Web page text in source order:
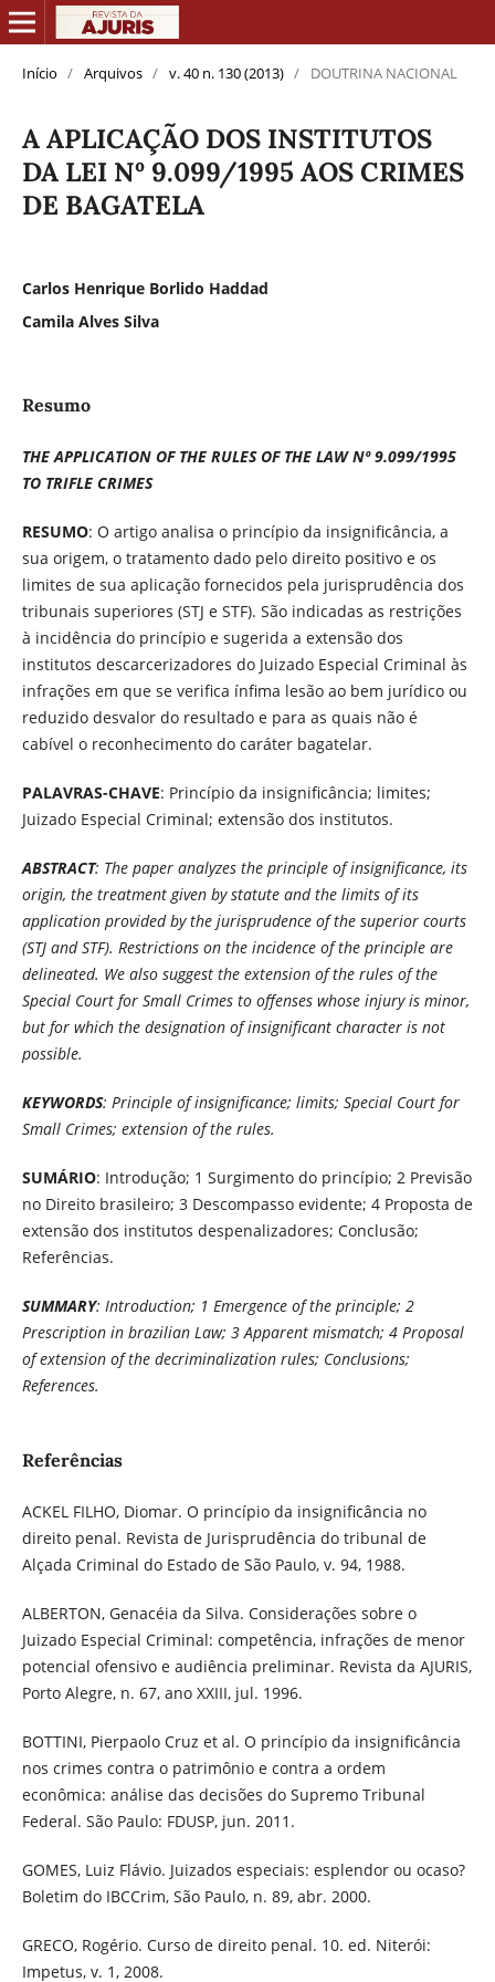
Início / Arquivos / v. 40 n. 130 (2013) / DOUTRINA NACIONAL
A APLICAÇÃO DOS INSTITUTOS
DA LEI Nº 9.099/1995 AOS CRIMES
DE BAGATELA
Carlos Henrique Borlido Haddad
Camila Alves Silva
Resumo
THE APPLICATION OF THE RULES OF THE LAW Nº 9.099/1995
TO TRIFLE CRIMES
RESUMO: O artigo analisa o princípio da insignificância, a
sua origem, o tratamento dado pelo direito positivo e os
limites de sua aplicação fornecidos pela jurisprudência dos
tribunais superiores (STJ e STF). São indicadas as restrições
à incidência do princípio e sugerida a extensão dos
institutos descarcerizadores do Juizado Especial Criminal às
infrações em que se verifica ínfima lesão ao bem jurídico ou
reduzido desvalor do resultado e para as quais não é
cabível o reconhecimento do caráter bagatelar.
PALAVRAS-CHAVE: Princípio da insignificância; limites;
Juizado Especial Criminal; extensão dos institutos.
ABSTRACT: The paper analyzes the principle of insignificance, its
origin, the treatment given by statute and the limits of its
application provided by the jurisprudence of the superior courts
(STJ and STF). Restrictions on the incidence of the principle are
delineated. We also suggest the extension of the rules of the
Special Court for Small Crimes to offenses whose injury is minor,
but for which the designation of insignificant character is not
possible.
KEYWORDS: Principle of insignificance; limits; Special Court for
Small Crimes; extension of the rules.
SUMÁRIO: Introdução; 1 Surgimento do princípio; 2 Previsão
no Direito brasileiro; 3 Descompasso evidente; 4 Proposta de
extensão dos institutos despenalizadores; Conclusão;
Referências.
SUMMARY: Introduction; 1 Emergence of the principle; 2
Prescription in brazilian Law; 3 Apparent mismatch; 4 Proposal
of extension of the decriminalization rules; Conclusions;
References.
Referências
ACKEL FILHO, Diomar. O princípio da insignificância no
direito penal. Revista de Jurisprudência do tribunal de
Alçada Criminal do Estado de São Paulo, v. 94, 1988.
ALBERTON, Genacéia da Silva. Considerações sobre o
Juizado Especial Criminal: competência, infrações de menor
potencial ofensivo e audiência preliminar. Revista da AJURIS,
Porto Alegre, n. 67, ano XXIII, jul. 1996.
BOTTINI, Pierpaolo Cruz et al. O princípio da insignificância
nos crimes contra o patrimônio e contra a ordem
econômica: análise das decisões do Supremo Tribunal
Federal. São Paulo: FDUSP, jun. 2011.
GOMES, Luiz Flávio. Juizados especiais: esplendor ou ocaso?
Boletim do IBCCrim, São Paulo, n. 89, abr. 2000.
GRECO, Rogério. Curso de direito penal. 10. ed. Niterói:
Impetus, v. 1, 2008.